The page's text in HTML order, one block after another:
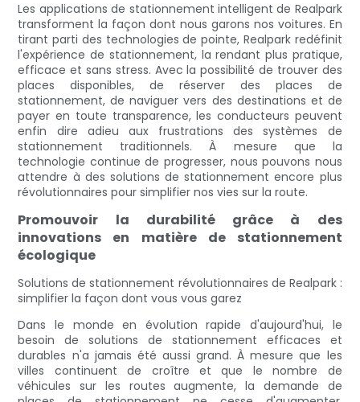
Les applications de stationnement intelligent de Realpark
transforment la façon dont nous garons nos voitures. En
tirant parti des technologies de pointe, Realpark redéfinit
l'expérience de stationnement, la rendant plus pratique,
efficace et sans stress. Avec la possibilité de trouver des
places disponibles, de réserver des places de
stationnement, de naviguer vers des destinations et de
payer en toute transparence, les conducteurs peuvent
enfin dire adieu aux frustrations des systèmes de
stationnement traditionnels. À mesure que la
technologie continue de progresser, nous pouvons nous
attendre à des solutions de stationnement encore plus
révolutionnaires pour simplifier nos vies sur la route.
Promouvoir la durabilité grâce à des
innovations en matière de stationnement
écologique
Solutions de stationnement révolutionnaires de Realpark :
simplifier la façon dont vous vous garez
Dans le monde en évolution rapide d'aujourd'hui, le
besoin de solutions de stationnement efficaces et
durables n'a jamais été aussi grand. À mesure que les
villes continuent de croître et que le nombre de
véhicules sur les routes augmente, la demande de